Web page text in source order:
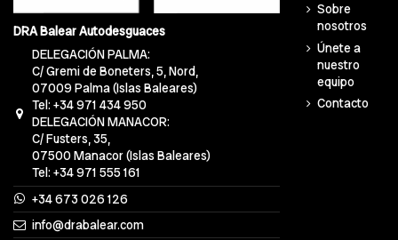
DRA Balear Autodesguaces
DELEGACIÓN PALMA:
C/ Gremi de Boneters, 5, Nord,
07009 Palma (Islas Baleares)
Tel: +34 971 434 950
DELEGACIÓN MANACOR:
C/ Fusters, 35,
07500 Manacor (Islas Baleares)
Tel: +34 971 555 161
+34 673 026 126
info@drabalear.com
Sobre
nosotros
Únete a
nuestro
equipo
Contacto